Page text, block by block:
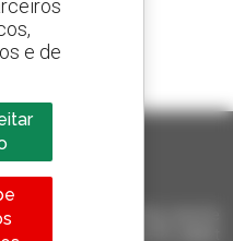
um manitou
ricevi le
Tutto questo dal tuo PC, tablet
e de